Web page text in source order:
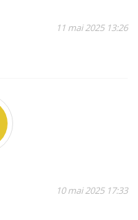
11 mai 2025 13:26
10 mai 2025 17:33